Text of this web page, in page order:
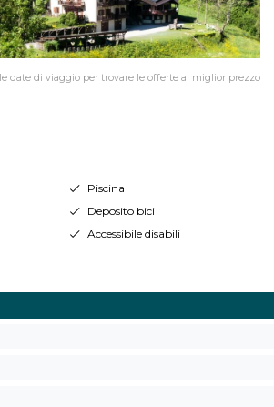
date di viaggio per trovare le offerte al miglior prezzo
Piscina
Deposito bici
Accessibile disabili